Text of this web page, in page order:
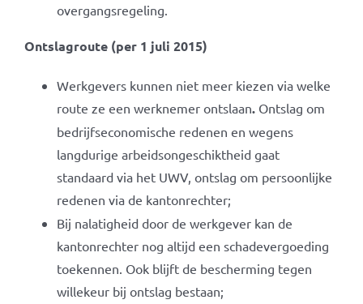
overgangsregeling.
Ontslagroute (per 1 juli 2015)
Werkgevers kunnen niet meer kiezen via welke
route ze een werknemer ontslaan. Ontslag om
bedrijfseconomische redenen en wegens
langdurige arbeidsongeschiktheid gaat
standaard via het UWV, ontslag om persoonlijke
redenen via de kantonrechter;
Bij nalatigheid door de werkgever kan de
kantonrechter nog altijd een schadevergoeding
toekennen. Ook blijft de bescherming tegen
willekeur bij ontslag bestaan;